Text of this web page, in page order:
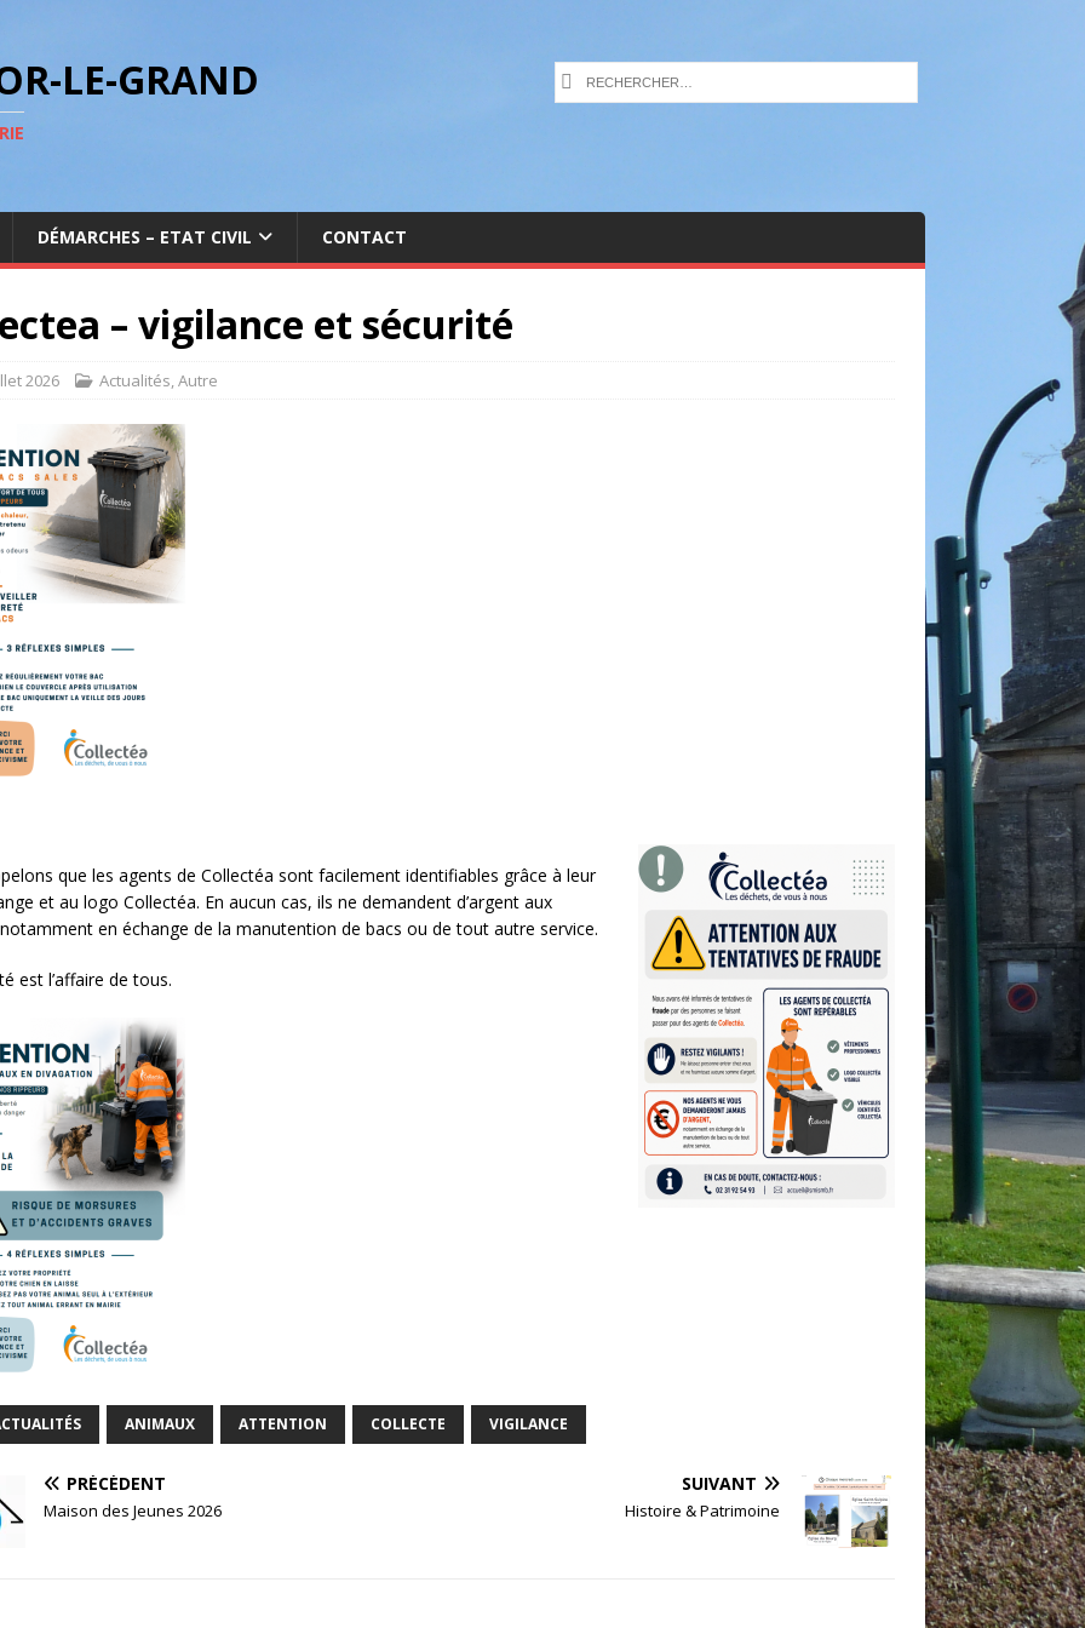
LE-GRAND
DÉMARCHES – ETAT CIVIL CONTACT
– vigilance et sécurité
2026 Actualités,Autre
que les agents de Collectéa sont facilement identifiables grâce à leur
et au logo Collectéa. En aucun cas, ils ne demandent d’argent aux
en échange de la manutention de bacs ou de tout autre service.
est l’affaire de tous.
ANIMAUX ATTENTION COLLECTE VIGILANCE
PRÉCÉDENT
Maison des Jeunes 2026
SUIVANT
Histoire & Patrimoine